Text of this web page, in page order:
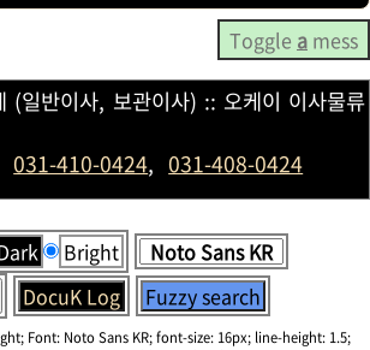
Toggle a mess
(일반이사, 보관이사) :: 오케이 이사물류
031-410-0424, 031-408-0424
Bright
DocuK Log Fuzzy search
Font: Noto Sans KR; font-size: 16px; line-height: 1.5;